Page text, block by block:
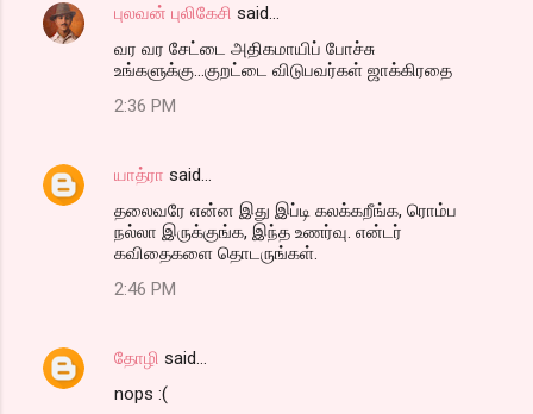
புலவன் புலிகேசி said…
வர வர சேட்டை அதிகமாயிப் போச்சு
உங்களுக்கு...குறட்டை விடுபவர்கள் ஜாக்கிரதை
2:36 PM
யாத்ரா said…
தலைவரே என்ன இது இப்டி கலக்கறீங்க, ரொம்ப
நல்லா இருக்குங்க, இந்த உணர்வு. என்டர்
கவிதைகளை தொடருங்கள்.
2:46 PM
தோழி said…
nops :(